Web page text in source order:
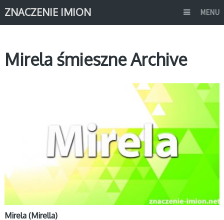
ZNACZENIE IMION MENU
Mirela śmieszne Archive
Mirela (Mirella)